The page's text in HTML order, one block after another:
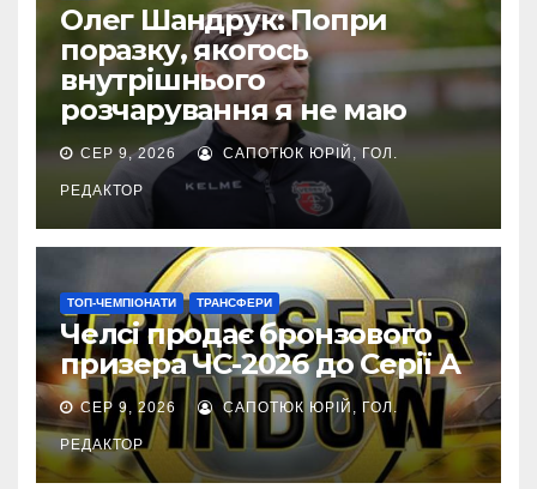
Олег Шандрук: Попри
поразку, якогось
внутрішнього
розчарування я не маю
СЕР 9, 2026 САПОТЮК ЮРІЙ, ГОЛ.
РЕДАКТОР
ТОП-ЧЕМПІОНАТИ ТРАНСФЕРИ
Челсі продає бронзового
призера ЧС-2026 до Серії А
СЕР 9, 2026 САПОТЮК ЮРІЙ, ГОЛ.
РЕДАКТОР